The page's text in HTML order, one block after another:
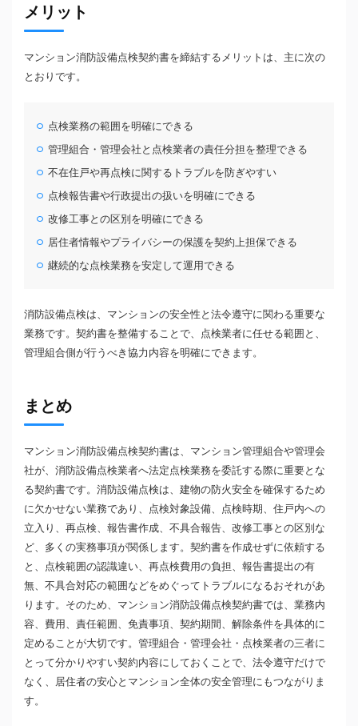
メリット
マンション消防設備点検契約書を締結するメリットは、主に次の
とおりです。
点検業務の範囲を明確にできる
管理組合・管理会社と点検業者の責任分担を整理できる
不在住戸や再点検に関するトラブルを防ぎやすい
点検報告書や行政提出の扱いを明確にできる
改修工事との区別を明確にできる
居住者情報やプライバシーの保護を契約上担保できる
継続的な点検業務を安定して運用できる
消防設備点検は、マンションの安全性と法令遵守に関わる重要な
業務です。契約書を整備することで、点検業者に任せる範囲と、
管理組合側が行うべき協力内容を明確にできます。
まとめ
マンション消防設備点検契約書は、マンション管理組合や管理会
社が、消防設備点検業者へ法定点検業務を委託する際に重要とな
る契約書です。消防設備点検は、建物の防火安全を確保するため
に欠かせない業務であり、点検対象設備、点検時期、住戸内への
立入り、再点検、報告書作成、不具合報告、改修工事との区別な
ど、多くの実務事項が関係します。契約書を作成せずに依頼する
と、点検範囲の認識違い、再点検費用の負担、報告書提出の有
無、不具合対応の範囲などをめぐってトラブルになるおそれがあ
ります。そのため、マンション消防設備点検契約書では、業務内
容、費用、責任範囲、免責事項、契約期間、解除条件を具体的に
定めることが大切です。管理組合・管理会社・点検業者の三者に
とって分かりやすい契約内容にしておくことで、法令遵守だけで
なく、居住者の安心とマンション全体の安全管理にもつながりま
す。